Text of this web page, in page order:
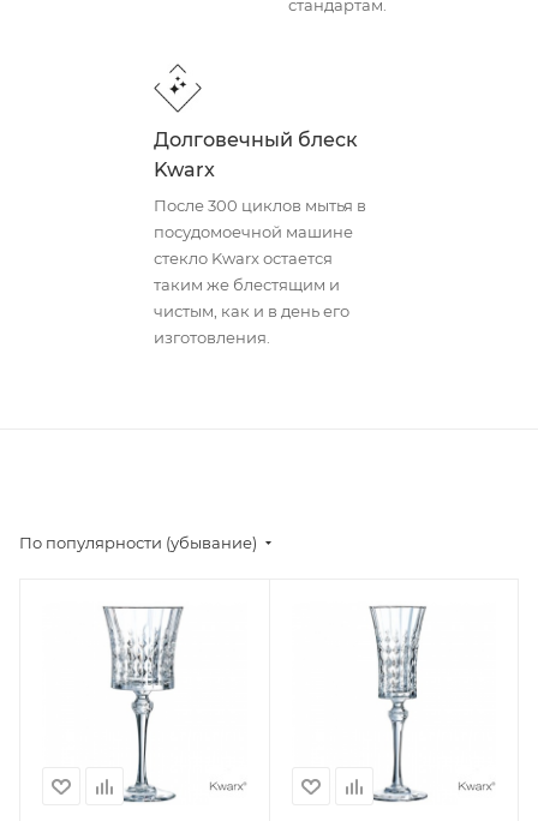
стандартам.
Долговечный блеск
Kwarx
После 300 циклов мытья в
посудомоечной машине
стекло Kwarx остается
таким же блестящим и
чистым, как и в день его
изготовления.
По популярности (убывание)